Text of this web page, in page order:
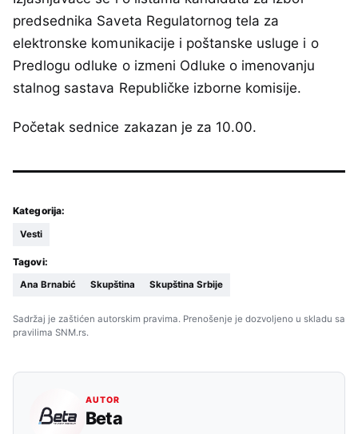
predsednika Saveta Regulatornog tela za
elektronske komunikacije i poštanske usluge i o
Predlogu odluke o izmeni Odluke o imenovanju
stalnog sastava Republičke izborne komisije.
Početak sednice zakazan je za 10.00.
Kategorija:
Vesti
Tagovi:
Ana Brnabić Skupština Skupština Srbije
Sadržaj je zaštićen autorskim pravima. Prenošenje je dozvoljeno u skladu sa
pravilima SNM.rs.
AUTOR
Beta